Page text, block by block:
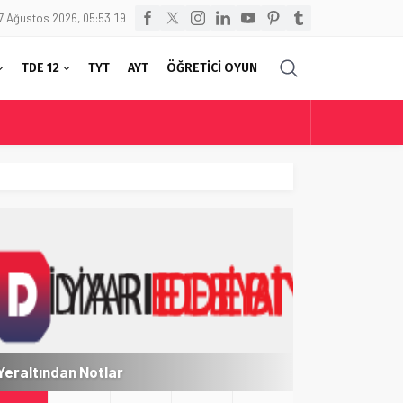
Ağustos 2026, 05:53:19
TDE 12 TYT AYT ÖĞRETİCİ OYUN
Notlar